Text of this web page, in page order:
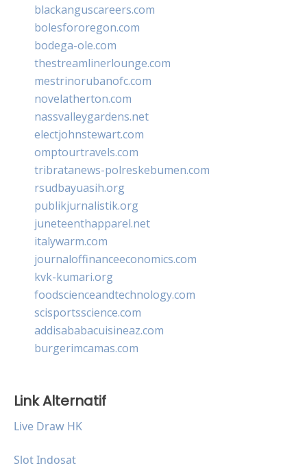
blackanguscareers.com
bolesfororegon.com
bodega-ole.com
thestreamlinerlounge.com
mestrinorubanofc.com
novelatherton.com
nassvalleygardens.net
electjohnstewart.com
omptourtravels.com
tribratanews-polreskebumen.com
rsudbayuasih.org
publikjurnalistik.org
juneteenthapparel.net
italywarm.com
journaloffinanceeconomics.com
kvk-kumari.org
foodscienceandtechnology.com
scisportsscience.com
addisababacuisineaz.com
burgerimcamas.com
Link Alternatif
Live Draw HK
Slot Indosat